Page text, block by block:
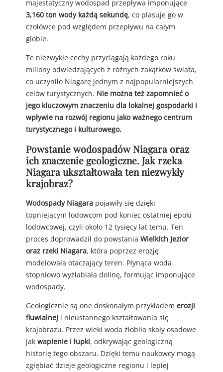
majestatyczny wodospad przepływa imponujące
3,160 ton wody każdą sekundę, co plasuje go w
czołówce pod względem przepływu na całym
globie.
Te niezwykłe cechy przyciągają każdego roku
miliony odwiedzających z różnych zakątków świata,
co uczyniło Niagarę jednym z najpopularniejszych
celów turystycznych. Nie można też zapomnieć o
jego kluczowym znaczeniu dla lokalnej gospodarki i
wpływie na rozwój regionu jako ważnego centrum
turystycznego i kulturowego.
Powstanie wodospadów Niagara oraz
ich znaczenie geologiczne. Jak rzeka
Niagara ukształtowała ten niezwykły
krajobraz?
Wodospady Niagara pojawiły się dzięki
topniejącym lodowcom pod koniec ostatniej epoki
lodowcowej, czyli około 12 tysięcy lat temu. Ten
proces doprowadził do powstania Wielkich Jezior
oraz rzeki Niagara, która poprzez erozję
modelowała otaczający teren. Płynąca woda
stopniowo wyżłabiała dolinę, formując imponujące
wodospady.
Geologicznie są one doskonałym przykładem erozji
fluwialnej i nieustannego kształtowania się
krajobrazu. Przez wieki woda żłobiła skały osadowe
jak wapienie i łupki, odkrywając geologiczną
historię tego obszaru. Dzięki temu naukowcy mogą
zgłębiać dzieje geologiczne regionu i lepiej